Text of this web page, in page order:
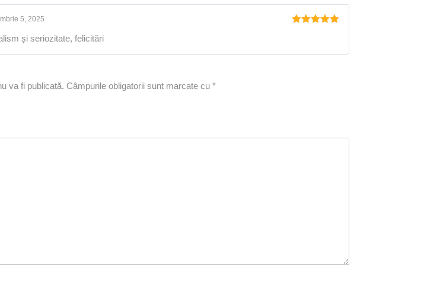
5, 2025
și seriozitate, felicitări
va fi publicată. Câmpurile obligatorii sunt marcate cu *